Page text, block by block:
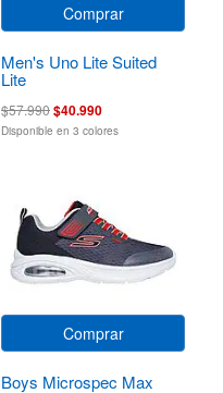
Comprar
Men's Uno Lite Suited
Lite
$57.990$40.990
Disponible en 3 colores
Comprar
Boys Microspec Max